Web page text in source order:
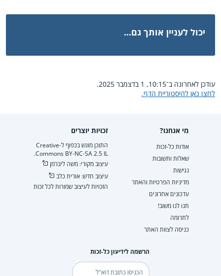
יכול לעניין אותך גם...
עודכן לאחרונה ב־10:15, 1 בדצמבר 2025.
לחצו כאן להיסטוריית הדף.
מי אנחנו?
אודות כל-זכות
שאלות ותשובות
נגישות
מדיניות הפרטיות והאתר
עדכונים אחרונים
תנו לנו משוב!
לתרומה
כניסה לצוות האתר
זכויות יוצרים
התוכן מוגש בכפוף ל-Creative
Commons BY-NC-SA 2.5 IL.
עיצוב מקורי: משה ליברמן
עיצוב חדש: אורית כלב
הזכויות לעיצוב שמורות לכל זכות
הרשמה לידיעון כל-זכות
דוא"ל